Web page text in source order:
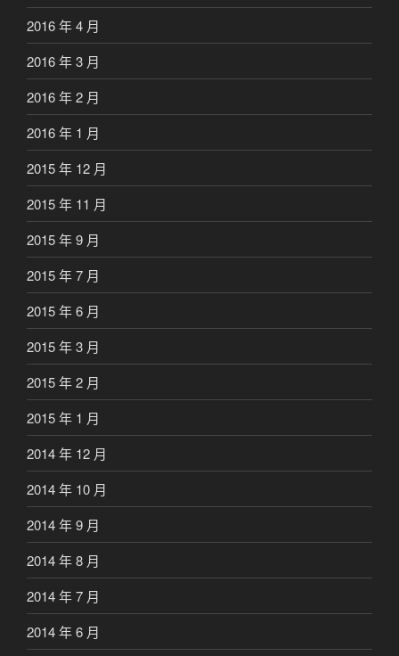
2016 年 4 月
2016 年 3 月
2016 年 2 月
2016 年 1 月
2015 年 12 月
2015 年 11 月
2015 年 9 月
2015 年 7 月
2015 年 6 月
2015 年 3 月
2015 年 2 月
2015 年 1 月
2014 年 12 月
2014 年 10 月
2014 年 9 月
2014 年 8 月
2014 年 7 月
2014 年 6 月